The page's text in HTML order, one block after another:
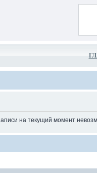
на текущий момент